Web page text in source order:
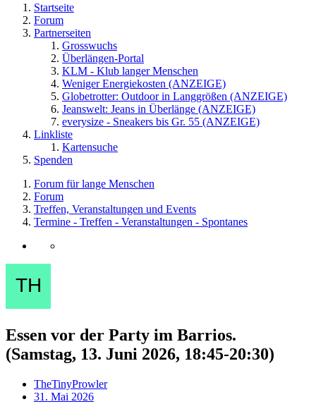
Startseite
Forum
Partnerseiten
Grosswuchs
Überlängen-Portal
KLM - Klub langer Menschen
Weniger Energiekosten (ANZEIGE)
Globetrotter: Outdoor in Langgrößen (ANZEIGE)
Jeanswelt: Jeans in Überlänge (ANZEIGE)
everysize - Sneakers bis Gr. 55 (ANZEIGE)
Linkliste
Kartensuche
Spenden
Forum für lange Menschen
Forum
Treffen, Veranstaltungen und Events
Termine - Treffen - Veranstaltungen - Spontanes
Essen vor der Party im Barrios.
(Samstag, 13. Juni 2026, 18:45-20:30)
TheTinyProwler
31. Mai 2026